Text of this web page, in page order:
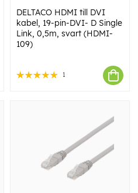
DELTACO HDMI till DVI
kabel, 19-pin-DVI- D Single
Link, 0,5m, svart (HDMI-
109)
1